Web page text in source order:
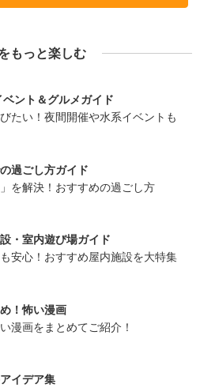
もっと楽しむ
ント＆グルメガイド
たい！夜間開催や水系イベントも
過ごし方ガイド
」を解決！おすすめの過ごし方
・室内遊び場ガイド
安心！おすすめ屋内施設を大特集
！怖い漫画
漫画をまとめてご紹介！
イデア集